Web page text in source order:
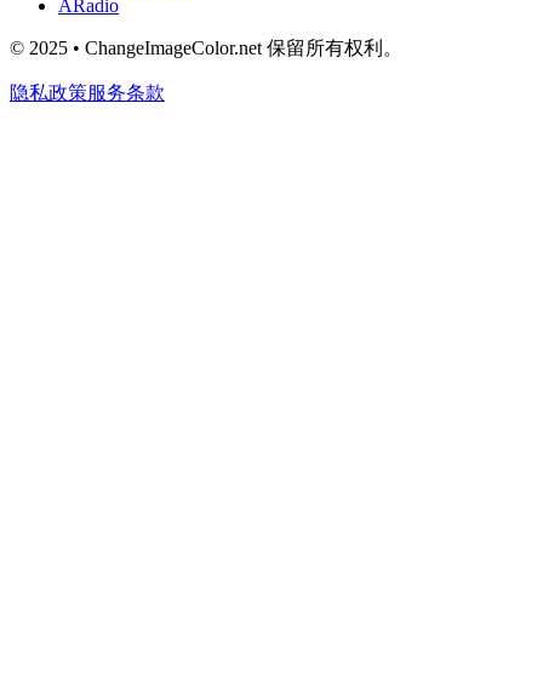
ARadio
© 2025 • ChangeImageColor.net 保留所有权利。
隐私政策服务条款